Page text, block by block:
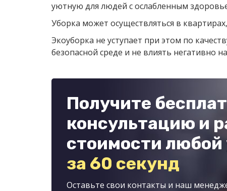
уютную для людей с ослабленным
Уборка может осуществляться в
Экоуборка не уступает при этом по
безопасной среде и не влиять негативно
Получите
консультацию и
стоимости любой
за 60 секунд
Оставьте свои контакты и наш